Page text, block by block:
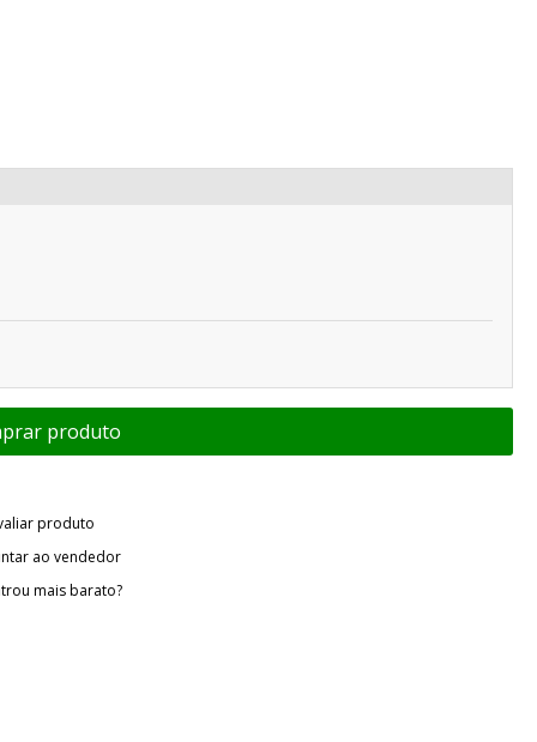
produto
ao vendedor
mais barato?